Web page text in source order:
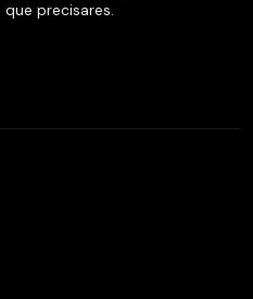
precisares.